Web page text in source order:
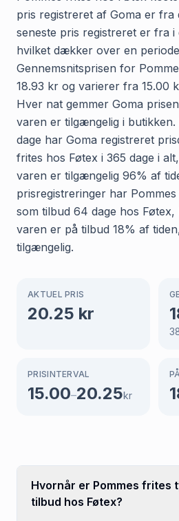
pris registreret af Goma er fra
seneste pris registreret er fra i
hvilket dækker over en
Gennemsnitsprisen for
18.93 kr og varierer fra 15.00
Hver nat gemmer Goma
varen er tilgængelig i butikken.
dage har Goma registreret
frites hos Føtex i 365 dage i
varen er tilgængelig 96% af
prisregistreringer har
som tilbud 64 dage hos
varen er på tilbud 18% af
tilgængelig.
AKTUEL PRIS
20.25 kr
PRISINTERVAL
15.00–20.25kr
Hvornår er Pommes frites
tilbud hos Føtex?